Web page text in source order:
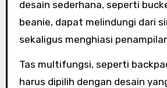
desain sederhana, seperti
beanie, dapat melindungi dari
sekaligus menghiasi
Tas multifungsi, seperti
harus dipilih dengan desain